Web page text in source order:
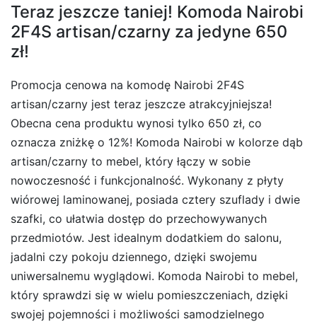
Teraz jeszcze taniej! Komoda Nairobi
2F4S artisan/czarny za jedyne 650
zł!
Promocja cenowa na komodę Nairobi 2F4S
artisan/czarny jest teraz jeszcze atrakcyjniejsza!
Obecna cena produktu wynosi tylko 650 zł, co
oznacza zniżkę o 12%! Komoda Nairobi w kolorze dąb
artisan/czarny to mebel, który łączy w sobie
nowoczesność i funkcjonalność. Wykonany z płyty
wiórowej laminowanej, posiada cztery szuflady i dwie
szafki, co ułatwia dostęp do przechowywanych
przedmiotów. Jest idealnym dodatkiem do salonu,
jadalni czy pokoju dziennego, dzięki swojemu
uniwersalnemu wyglądowi. Komoda Nairobi to mebel,
który sprawdzi się w wielu pomieszczeniach, dzięki
swojej pojemności i możliwości samodzielnego